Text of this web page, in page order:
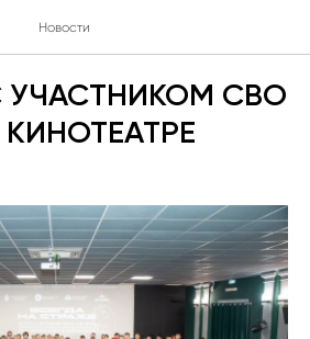
Новости
УЧАСТНИКОМ СВО